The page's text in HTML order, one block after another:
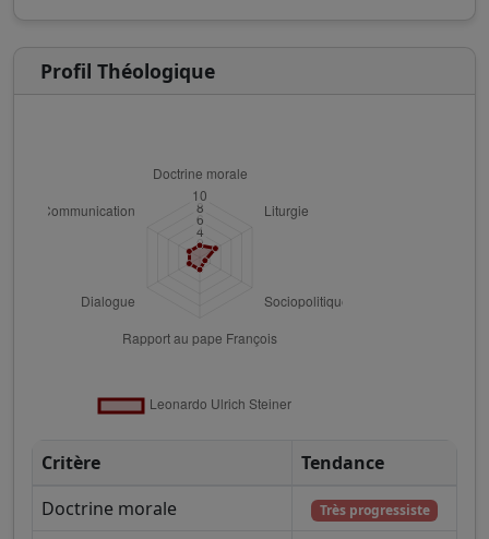
Profil Théologique
Critère
Tendance
Doctrine morale
Très progressiste